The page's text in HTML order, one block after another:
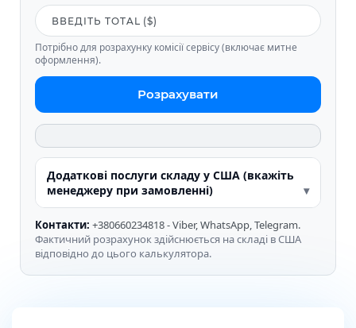
Потрібно для розрахунку комісії сервісу (включає митне
оформлення).
Розрахувати
Додаткові послуги складу у США (вкажіть
менеджеру при замовленні)
Контакти: +380660234818 - Viber, WhatsApp, Telegram.
Фактичний розрахунок здійснюється на складі в США
відповідно до цього калькулятора.